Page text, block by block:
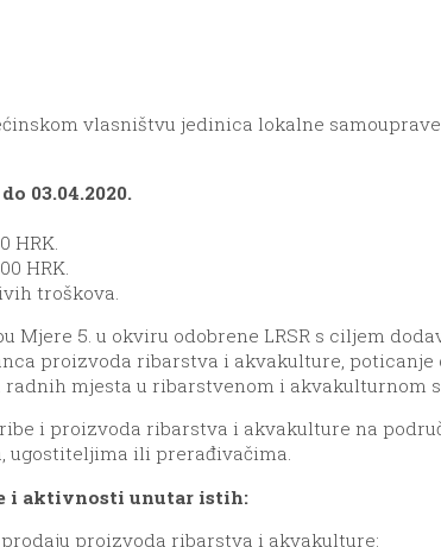
vlasništvu jedinica lokalne
03.04.2020.
HRK.
HRK.
troškova.
Mjere 5. u okviru odobrene LRSR s ciljem
proizvoda ribarstva i akvakulture,
mjesta u ribarstvenom i akvakulturnom
i proizvoda ribarstva i akvakulture na
ugostiteljima ili prerađivačima.
i aktivnosti unutar istih:
proizvoda ribarstva i akvakulture: